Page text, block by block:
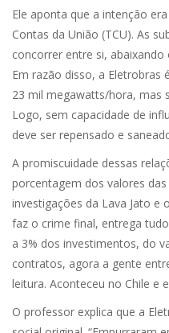
Ele aponta que a intenção
Contas da União (TCU). As
concorrer entre si,
Em razão disso, a Eletrobras
23 mil megawatts/hora, mas
Logo, sem capacidade de
deve ser repensado e
A promiscuidade dessas
porcentagem dos valores
investigações da Lava Jato e
faz o crime final, entrega
a 3% dos investimentos, do
contratos, agora a gente
leitura. Aconteceu no Chile e
O professor explica que a